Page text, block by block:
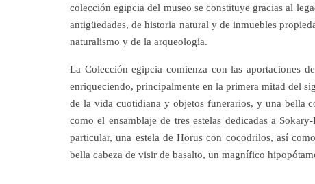
colección egipcia del museo se constituye gracias al
antigüedades, de historia natural y de inmuebles
naturalismo y de la arqueología.
La Colección egipcia comienza con las aportaciones
enriqueciendo, principalmente en la primera mitad del
de la vida cuotidiana y objetos funerarios, y una bella
como el ensamblaje de tres estelas dedicadas a
particular, una estela de Horus con cocodrilos, así
bella cabeza de visir de basalto, un magnífico